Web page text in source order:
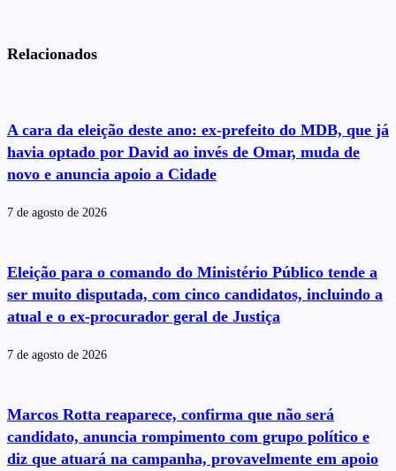
Relacionados
A cara da eleição deste ano: ex-prefeito do MDB, que já
havia optado por David ao invés de Omar, muda de
novo e anuncia apoio a Cidade
7 de agosto de 2026
Eleição para o comando do Ministério Público tende a
ser muito disputada, com cinco candidatos, incluindo a
atual e o ex-procurador geral de Justiça
7 de agosto de 2026
Marcos Rotta reaparece, confirma que não será
candidato, anuncia rompimento com grupo político e
diz que atuará na campanha, provavelmente em apoio